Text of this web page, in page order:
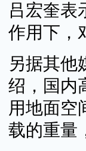
吕宏奎表
作用下，
另据其他
绍，国内
用地面空
载的重量